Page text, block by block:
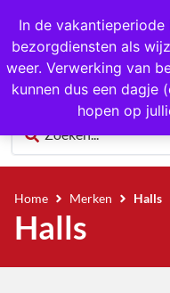
In de
bezorgdiensten als
weer. Verwerking van
kunnen dus een dagje
hopen op
1000+
Home Merken Halls
Halls